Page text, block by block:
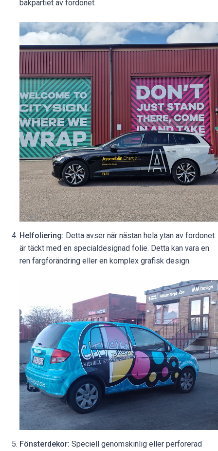
bakpartiet av fordonet.
Helfoliering: Detta avser när nästan hela ytan av fordonet
är täckt med en specialdesignad folie. Detta kan vara en
ren färgförändring eller en komplex grafisk design.
Fönsterdekor: Speciell genomskinlig eller perforerad